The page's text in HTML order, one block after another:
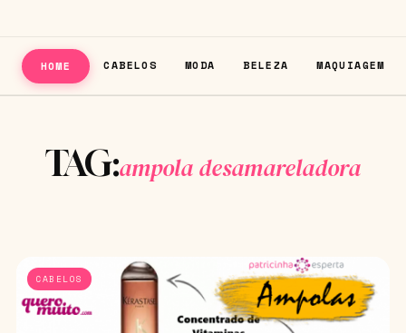
HOME CABELOS MODA BELEZA MAQUIAGEM
TAG:ampola desamareladora
CABELOS